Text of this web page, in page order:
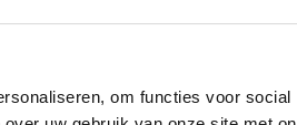
om functies voor